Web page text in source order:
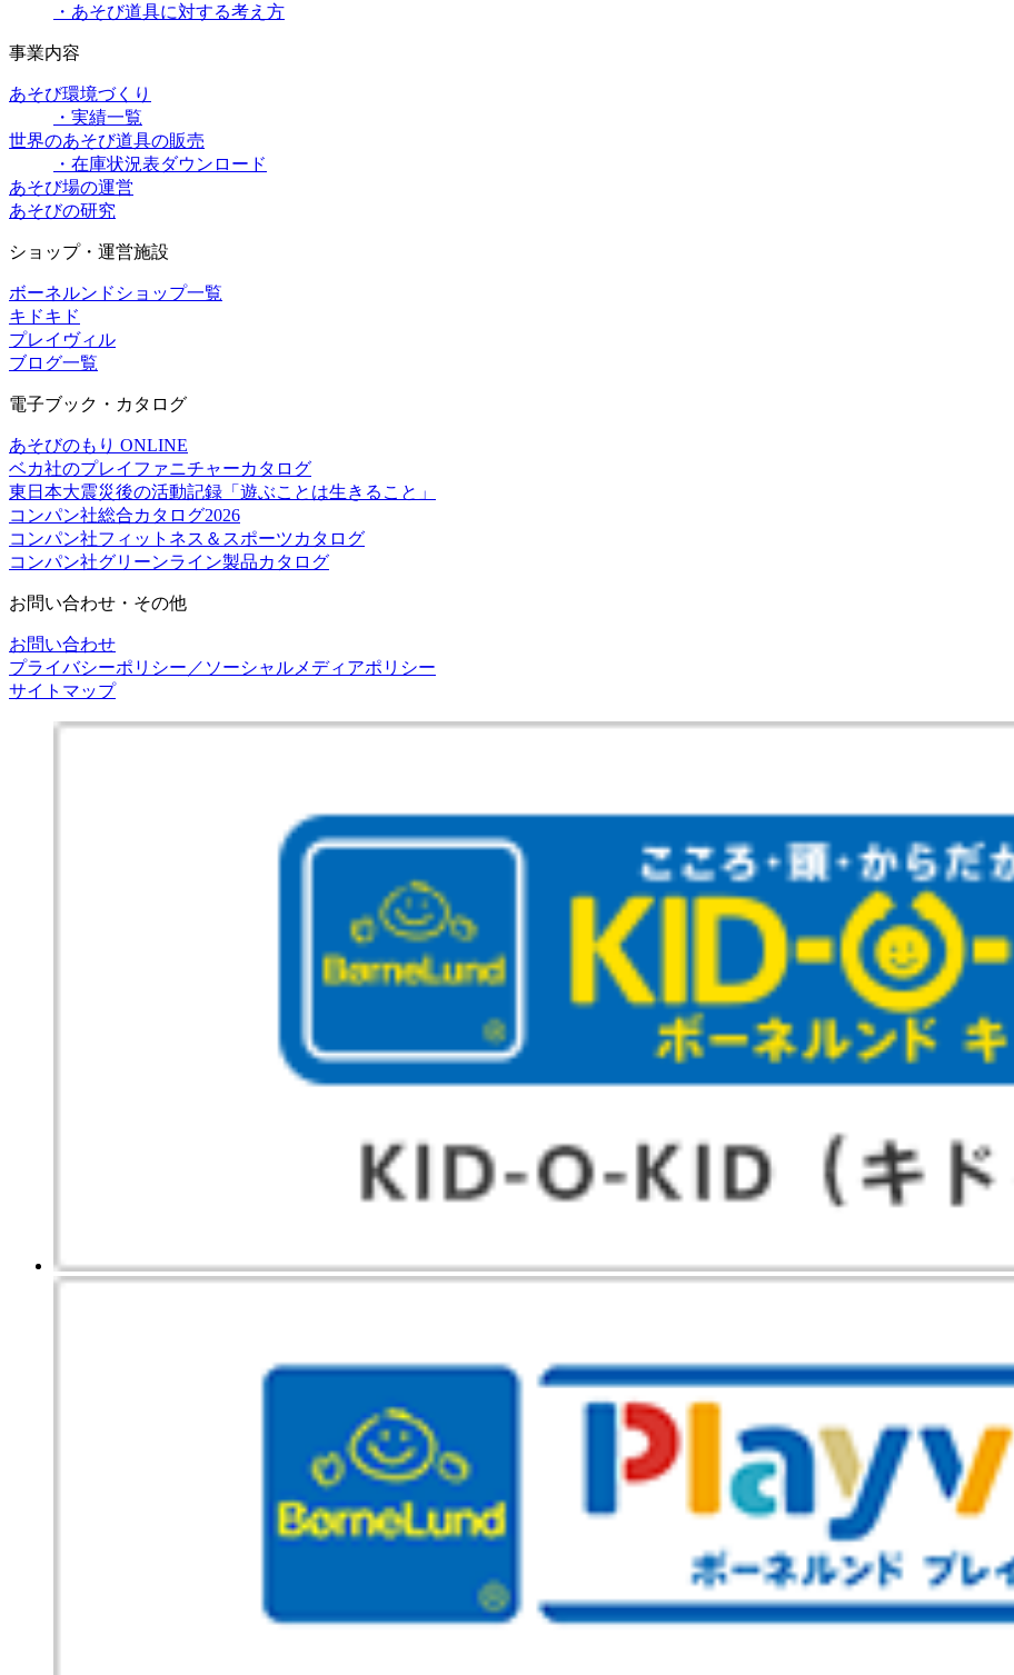
・あそび道具に対する考え方
事業内容
あそび環境づくり
・実績一覧
世界のあそび道具の販売
・在庫状況表ダウンロード
あそび場の運営
あそびの研究
ショップ・運営施設
ボーネルンドショップ一覧
キドキド
プレイヴィル
ブログ一覧
電子ブック・カタログ
あそびのもり ONLINE
ベカ社のプレイファニチャーカタログ
東日本大震災後の活動記録「遊ぶことは生きること」
コンパン社総合カタログ2026
コンパン社フィットネス＆スポーツカタログ
コンパン社グリーンライン製品カタログ
お問い合わせ・その他
お問い合わせ
プライバシーポリシー／ソーシャルメディアポリシー
サイトマップ